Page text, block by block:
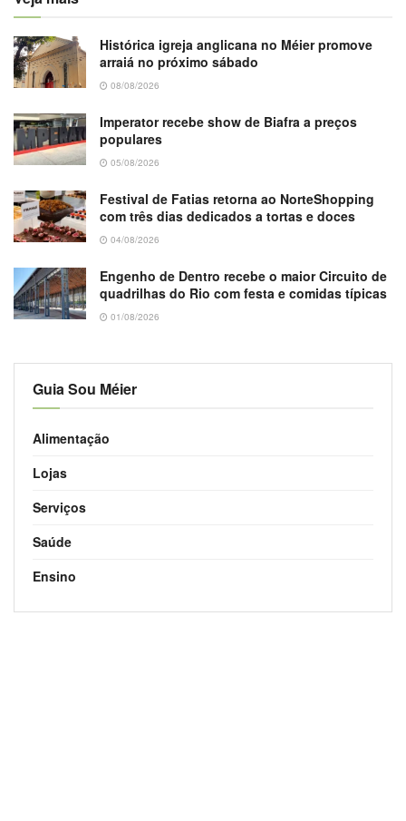
Histórica igreja anglicana no Méier promove
arraiá no próximo sábado
08/08/2026
Imperator recebe show de Biafra a preços
populares
05/08/2026
Festival de Fatias retorna ao NorteShopping
com três dias dedicados a tortas e doces
04/08/2026
Engenho de Dentro recebe o maior Circuito de
quadrilhas do Rio com festa e comidas típicas
01/08/2026
Guia Sou Méier
Alimentação
Lojas
Serviços
Saúde
Ensino